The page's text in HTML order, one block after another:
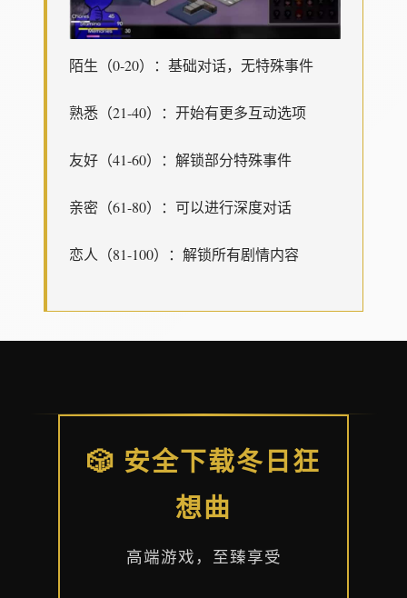
陌生（0-20）：基础对话，无特殊事件
熟悉（21-40）：开始有更多互动选项
友好（41-60）：解锁部分特殊事件
亲密（61-80）：可以进行深度对话
恋人（81-100）：解锁所有剧情内容
🎲 安全下载冬日狂
想曲
高端游戏，至臻享受